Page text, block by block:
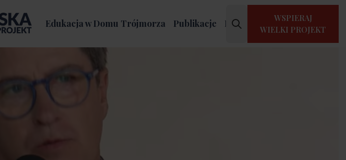
Edukacja w Domu Trójmorza Publikacje Kontakt
WSPIERAJ
WIELKI PROJEKT